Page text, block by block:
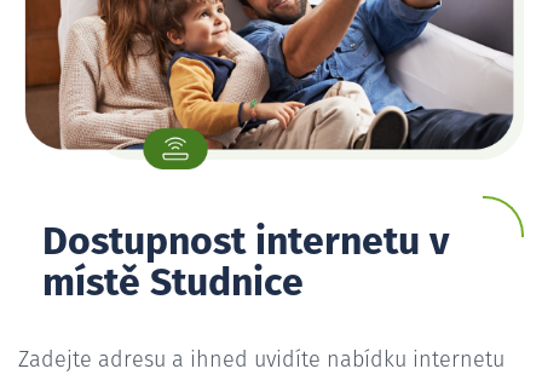
Dostupnost internetu v
místě Studnice
Zadejte adresu a ihned uvidíte nabídku internetu